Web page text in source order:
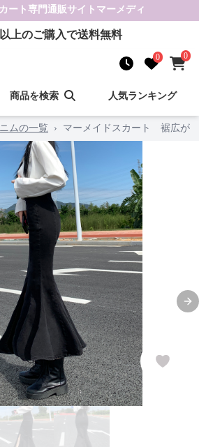
ート 専門通販サイト マーメディ
上のご購入で送料無料
0 0
商品を検索 人気ランキング
ムの一覧 › マーメイドスカート 裾広が